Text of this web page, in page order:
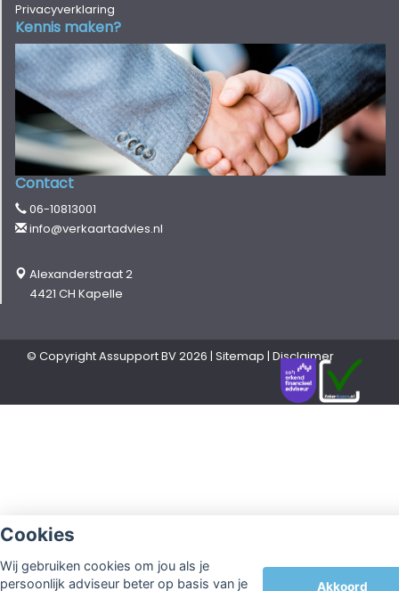
Cookies
Wij gebruiken cookies om jou als je
persoonlijk adviseur beter op basis van je
Akkoord
Privacyverklaring
Kennis maken?
Contact
06-10813001
info@verkaartadvies.nl
Alexanderstraat 2
4421 CH Kapelle
© CopyrightAssupport BV2026 | Sitemap | Disclaimer